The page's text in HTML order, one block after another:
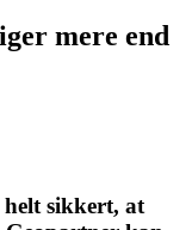
mere end
helt sikkert, at